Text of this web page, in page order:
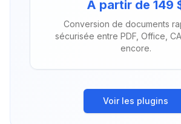
À partir de 149
Conversion de documents
sécurisée entre PDF, Office,
encore.
Voir les plugins